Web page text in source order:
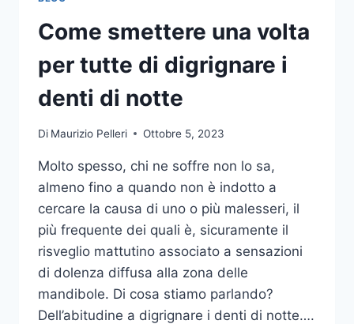
Come smettere una volta
per tutte di digrignare i
denti di notte
Di Maurizio Pelleri Ottobre 5, 2023
Molto spesso, chi ne soffre non lo sa,
almeno fino a quando non è indotto a
cercare la causa di uno o più malesseri, il
più frequente dei quali è, sicuramente il
risveglio mattutino associato a sensazioni
di dolenza diffusa alla zona delle
mandibole. Di cosa stiamo parlando?
Dell’abitudine a digrignare i denti di notte….